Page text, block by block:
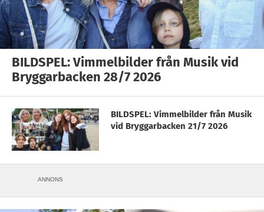
BILDSPEL: Vimmelbilder från Musik vid
Bryggarbacken 28/7 2026
BILDSPEL: Vimmelbilder från Musik
vid Bryggarbacken 21/7 2026
ANNONS